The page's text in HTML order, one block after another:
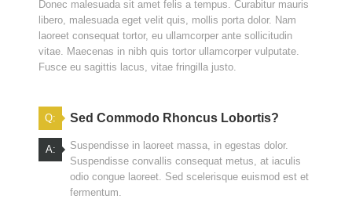
Donec malesuada sit amet felis a tempus. Curabitur mauris
libero, malesuada eget velit quis, mollis porta dolor. Nam
laoreet consequat tortor, eu ullamcorper ante sollicitudin
vitae. Maecenas in nibh quis tortor ullamcorper vulputate.
Fusce eu sagittis lacus, vitae fringilla justo.
Q: Sed Commodo Rhoncus Lobortis?
A:
Suspendisse in laoreet massa, in egestas dolor.
Suspendisse convallis consequat metus, at iaculis
odio congue laoreet. Sed scelerisque euismod est et
fermentum.